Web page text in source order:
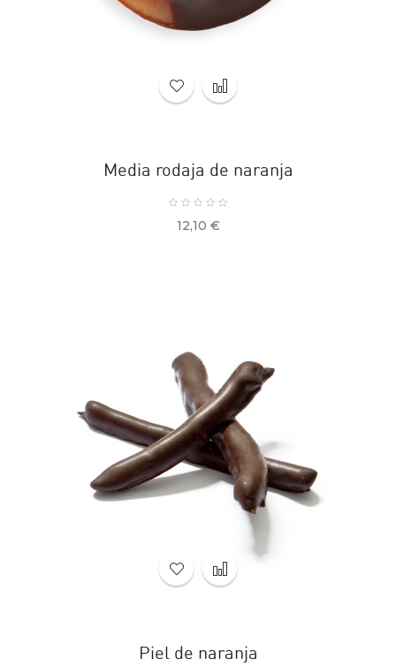
Media rodaja de naranja
Precio
12,10 €
Piel de naranja